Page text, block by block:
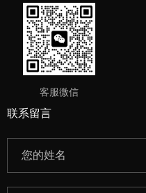
客服微信
联系留言